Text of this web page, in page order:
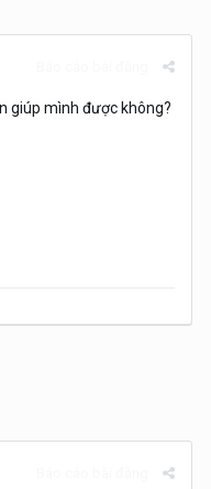
giúp mình được không?